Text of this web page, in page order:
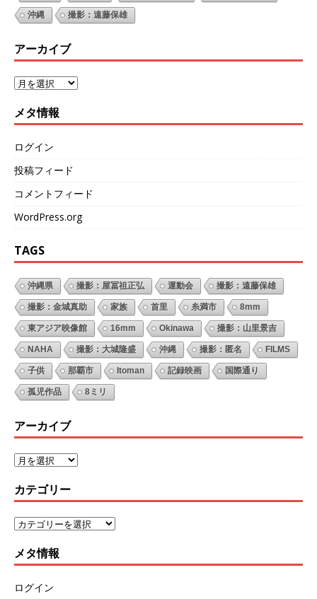
沖縄 撮影：遠藤保雄
アーカイブ
メタ情報
ログイン
投稿フィード
コメントフィード
WordPress.org
TAGS
沖縄県 撮影：屋冨祖正弘 運動会 撮影：遠藤保雄
撮影：金城真助 家族 首里 糸満市 8mm
東アジア映像館 16mm Okinawa 撮影：山里景吉
NAHA 撮影：大城隆盛 沖縄 撮影：匿名 FILMS
子供 那覇市 Itoman 記録映画 国際通り
孤児作品 8ミリ
アーカイブ
カテゴリー
メタ情報
ログイン